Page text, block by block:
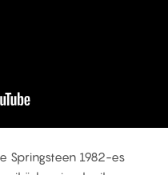
Springsteen 1982-es